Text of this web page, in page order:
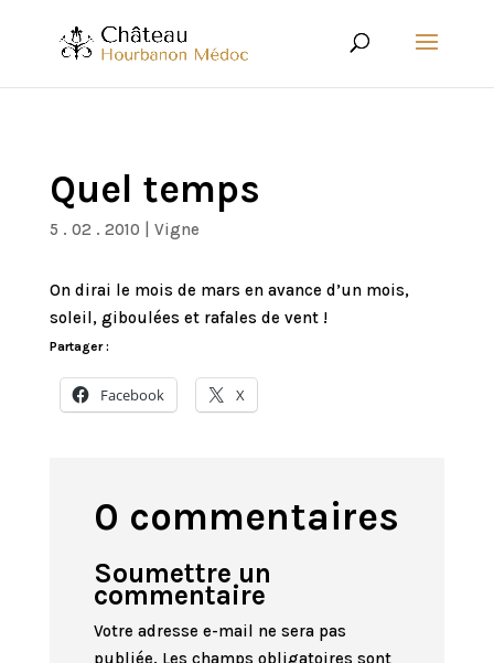
Quel temps
5 . 02 . 2010 Vigne
On dirai le mois de mars en avance d’un mois,
soleil, giboulées et rafales de vent !
Partager :
Facebook X
0 commentaires
Soumettre un
commentaire
Votre adresse e-mail ne sera pas
publiée. Les champs obligatoires sont